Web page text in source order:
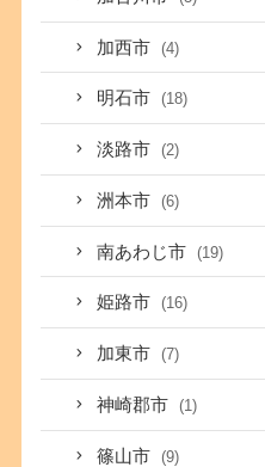
加西市 (4)
明石市 (18)
淡路市 (2)
洲本市 (6)
南あわじ市 (19)
姫路市 (16)
加東市 (7)
神崎郡市 (1)
篠山市 (9)